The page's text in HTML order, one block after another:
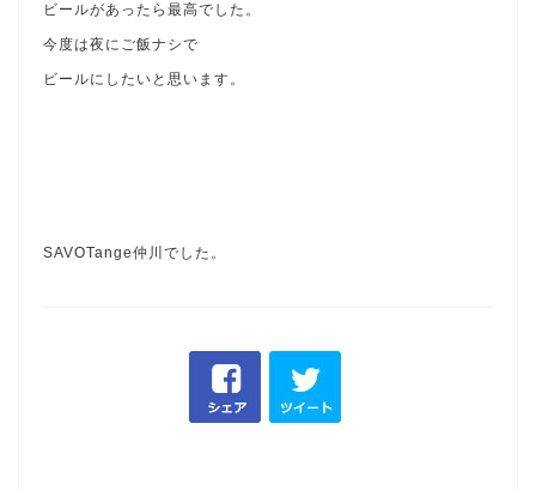
ビールがあったら最高でした。
今度は夜にご飯ナシで
ビールにしたいと思います。
SAVOTange仲川でした。